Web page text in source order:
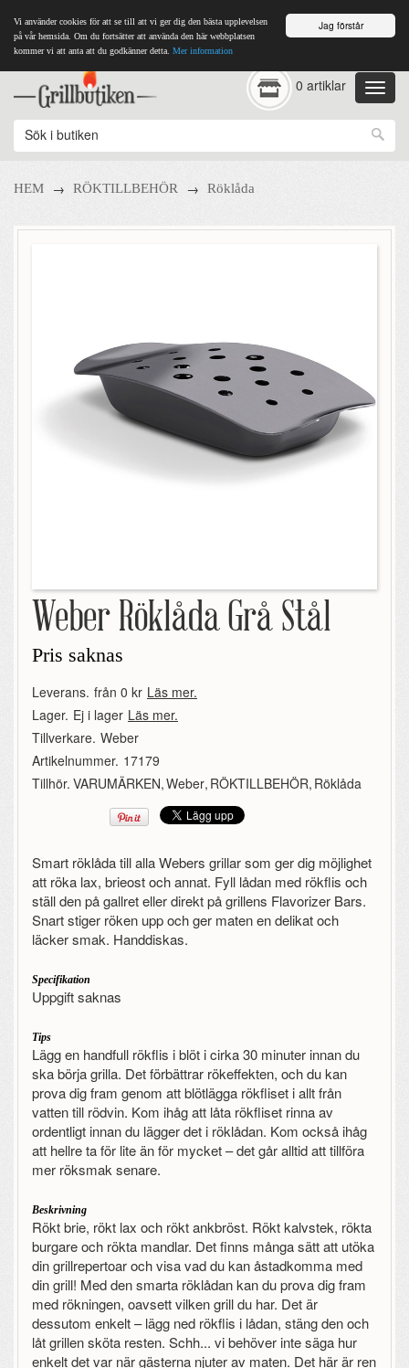
Jag förstår
Vi använder cookies för att se till att vi ger dig den bästa upplevelsen
på vår hemsida. Om du fortsätter att använda den här webbplatsen
kommer vi att anta att du godkänner detta. Mer information
0 artiklar
HEM → RÖKTILLBEHÖR → Röklåda
Weber Röklåda Grå Stål
Pris saknas
Leverans. från 0 kr Läs mer.
Lager. Ej i lager Läs mer.
Tillverkare. Weber
Artikelnummer. 17179
Tillhör. VARUMÄRKEN,Weber, RÖKTILLBEHÖR, Röklåda
Smart röklåda till alla Webers grillar som ger dig möjlighet
att röka lax, brieost och annat. Fyll lådan med rökflis och
ställ den på gallret eller direkt på grillens Flavorizer Bars.
Snart stiger röken upp och ger maten en delikat och
läcker smak. Handdiskas.
Specifikation
Uppgift saknas
Tips
Lägg en handfull rökflis i blöt i cirka 30 minuter innan du
ska börja grilla. Det förbättrar rökeffekten, och du kan
prova dig fram genom att blötlägga rökfliset i allt från
vatten till rödvin. Kom ihåg att låta rökfliset rinna av
ordentligt innan du lägger det i röklådan. Kom också ihåg
att hellre ta för lite än för mycket – det går alltid att tillföra
mer röksmak senare.
Beskrivning
Rökt brie, rökt lax och rökt ankbröst. Rökt kalvstek, rökta
burgare och rökta mandlar. Det finns många sätt att utöka
din grillrepertoar och visa vad du kan åstadkomma med
din grill! Med den smarta röklådan kan du prova dig fram
med rökningen, oavsett vilken grill du har. Det är
dessutom enkelt – lägg ned rökflis i lådan, stäng den och
låt grillen sköta resten. Schh... vi behöver inte säga hur
enkelt det var när gästerna njuter av maten. Det här är ren